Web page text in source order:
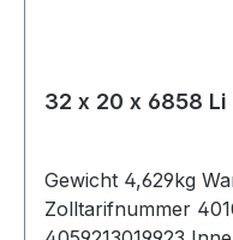
32 x 20 x 6858 Li
Gewicht 4,629kg
Zolltarifnummer